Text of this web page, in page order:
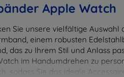
Apple Watch
Sie unsere vielfältige
einem robusten
das zu Ihrem Stil und Anlass
im Handumdrehen zu
sodass Sie das ideale